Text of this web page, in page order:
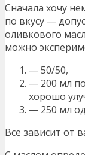
Сначала хочу
по вкусу —
оливкового
можно
— 50/50,
— 200 мл
хорошо
— 250 мл
Все зависит от